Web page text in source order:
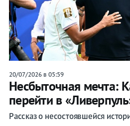
20/07/2026 в 05:59
Несбыточная мечта:
перейти в
Рассказ о несостоявшейся